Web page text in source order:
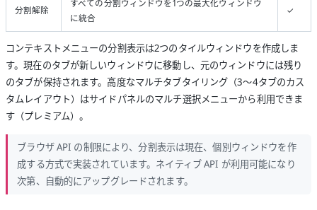
分割解除
すべての分割ウィンドウを1つの最大化ウィンドウ
に統合
✓
コンテキストメニューの分割表示は2つのタイルウィンドウを作成しま
す。現在のタブが新しいウィンドウに移動し、元のウィンドウには残り
のタブが保持されます。高度なマルチタブタイリング（3〜4タブのカス
タムレイアウト）はサイドパネルのマルチ選択メニューから利用できま
す（プレミアム）。
ブラウザ API の制限により、分割表示は現在、個別ウィンドウを作
成する方式で実装されています。ネイティブ API が利用可能になり
次第、自動的にアップグレードされます。